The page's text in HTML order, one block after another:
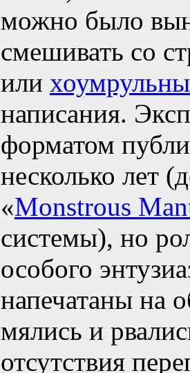
можно было
смешивать со
или
написания.
форматом
несколько лет
«Monstrous
системы), но
особого
напечатаны на
мялись и
отсутствия